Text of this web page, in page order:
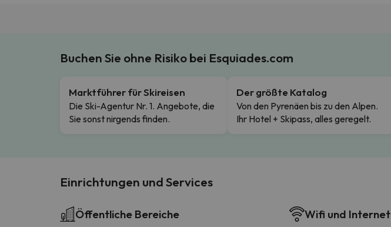
Buchen Sie ohne Risiko bei Esquiades.com
Marktführer für Skireisen
Die Ski-Agentur Nr. 1. Angebote, die
Sie sonst nirgends finden.
Der größte Katalog
Von den Pyrenäen bis zu den Alpen.
Ihr Hotel + Skipass, alles geregelt.
Einrichtungen und Services
Öffentliche Bereiche Wifi und Internet